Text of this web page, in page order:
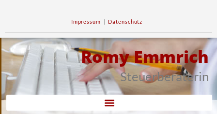
Impressum | Datenschutz
Romy Emmrich
Steuerberaterin